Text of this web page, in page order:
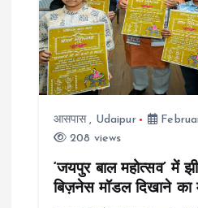
आसपास, Udaipur
208 views
‘जयपुर बाल महोत्सव’ में
बिज़नेस मॉडल दिखाने का